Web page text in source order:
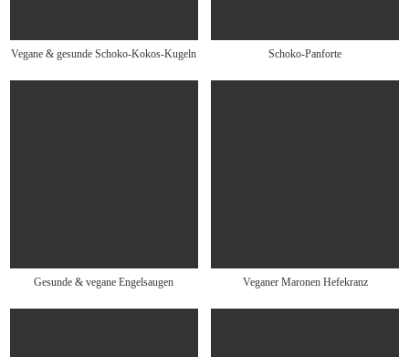
Vegane & gesunde Schoko-Kokos-Kugeln Schoko-Panforte
Gesunde & vegane Engelsaugen Veganer Maronen Hefekranz